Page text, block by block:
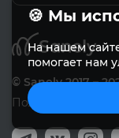
© Sanely 2017 –
🍪 Мы
На нашем
помогает нам